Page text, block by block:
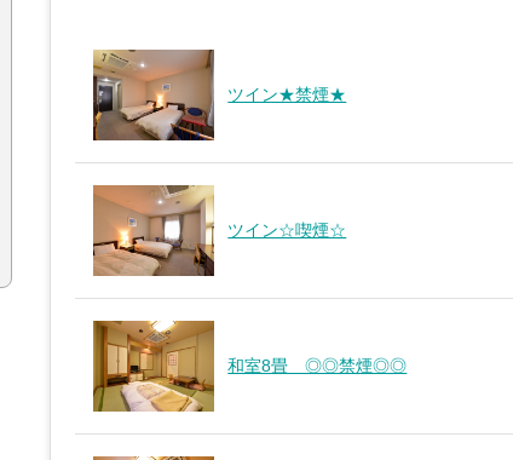
ツイン★禁煙★
ツイン☆喫煙☆
和室8畳 ◎◎禁煙◎◎